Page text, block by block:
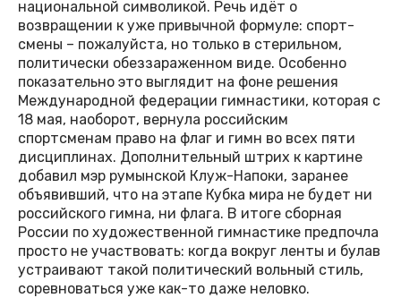
национальной символикой. Речь идёт о
возвращении к уже привычной формуле: спорт-
смены – пожалуйста, но только в стерильном,
политически обеззараженном виде. Особенно
показательно это выглядит на фоне решения
Международной федерации гимнастики, которая с
18 мая, наоборот, вернула российским
спортсменам право на флаг и гимн во всех пяти
дисциплинах. Дополнительный штрих к картине
добавил мэр румынской Клуж-Напоки, заранее
объявивший, что на этапе Кубка мира не будет ни
российского гимна, ни флага. В итоге сборная
России по художественной гимнастике предпочла
просто не участвовать: когда вокруг ленты и булав
устраивают такой политический вольный стиль,
соревноваться уже как-то даже неловко.